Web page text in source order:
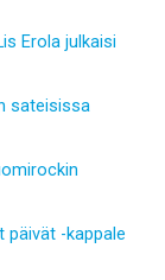
Erola julkaisi
sateisissa
päivät -kappale